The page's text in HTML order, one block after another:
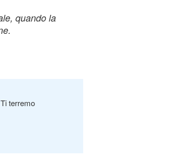
quando la
terremo